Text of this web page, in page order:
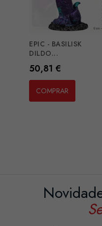
EPIC - BASILISK
DILDO...
Preço
50,81 €
COMPRAR